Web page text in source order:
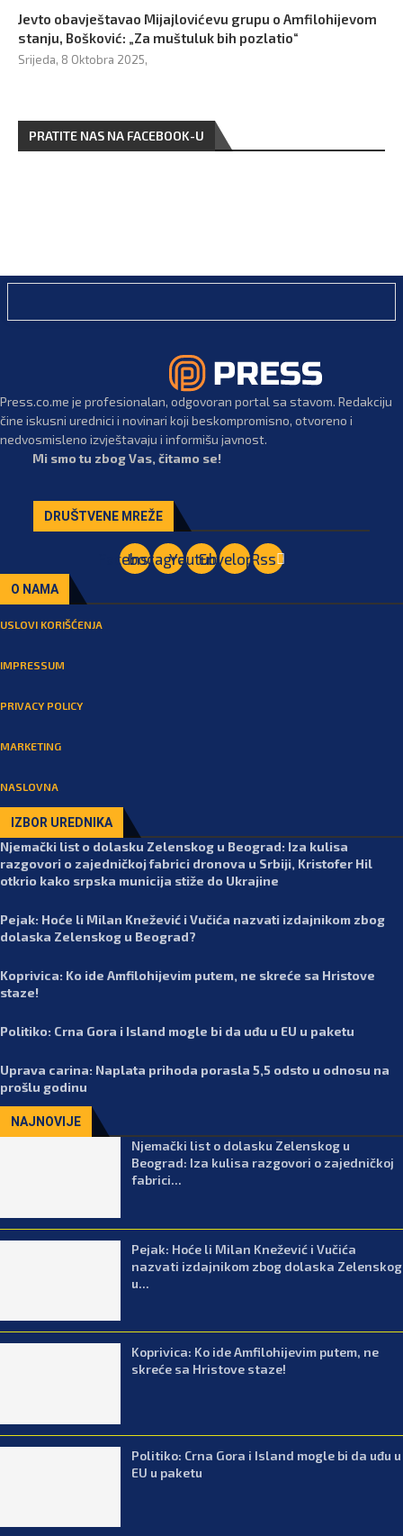
Jevto obavještavao Mijajlovićevu grupu o Amfilohijevom
stanju, Bošković: „Za muštuluk bih pozlatio“
Srijeda, 8 Oktobra 2025,
PRATITE NAS NA FACEBOOK-U
Press.co.me je profesionalan, odgovoran portal sa stavom. Redakciju
čine iskusni urednici i novinari koji beskompromisno, otvoreno i
nedvosmisleno izvještavaju i informišu javnost.
Mi smo tu zbog Vas, čitamo se!
DRUŠTVENE MREŽE
Facebook
Instagram
YoutubeEnvelopeRss
O NAMA
USLOVI KORIŠĆENJA
IMPRESSUM
PRIVACY POLICY
MARKETING
NASLOVNA
IZBOR UREDNIKA
Njemački list o dolasku Zelenskog u Beograd: Iza kulisa
razgovori o zajedničkoj fabrici dronova u Srbiji, Kristofer Hil
otkrio kako srpska municija stiže do Ukrajine
Pejak: Hoće li Milan Knežević i Vučića nazvati izdajnikom zbog
dolaska Zelenskog u Beograd?
Koprivica: Ko ide Amfilohijevim putem, ne skreće sa Hristove
staze!
Politiko: Crna Gora i Island mogle bi da uđu u EU u paketu
Uprava carina: Naplata prihoda porasla 5,5 odsto u odnosu na
prošlu godinu
NAJNOVIJE
Njemački list o dolasku Zelenskog u
Beograd: Iza kulisa razgovori o zajedničkoj
fabrici...
Pejak: Hoće li Milan Knežević i Vučića
nazvati izdajnikom zbog dolaska Zelenskog
u...
Koprivica: Ko ide Amfilohijevim putem, ne
skreće sa Hristove staze!
Politiko: Crna Gora i Island mogle bi da uđu u
EU u paketu